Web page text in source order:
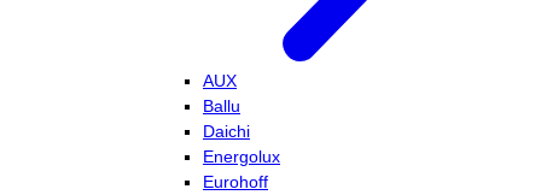
AUX
Ballu
Daichi
Energolux
Eurohoff